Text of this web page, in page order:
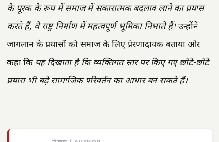
के पूरक के रूप में समाज में सकारात्मक बदलाव लाने का प्रयास
करते हैं, वे राष्ट्र निर्माण में महत्वपूर्ण भूमिका निभाते हैं।उन्होंने
जागलान के प्रयासों को समाज के लिए प्रेरणादायक बताया और
कहा कि यह दिखाता है कि व्यक्तिगत स्तर पर किए गए छोटे-छोटे
प्रयास भी बड़े सामाजिक परिवर्तन का आधार बन सकते हैं।